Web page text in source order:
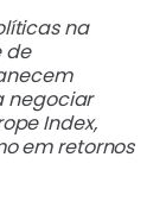
na
de
negociar
Index,
em retornos